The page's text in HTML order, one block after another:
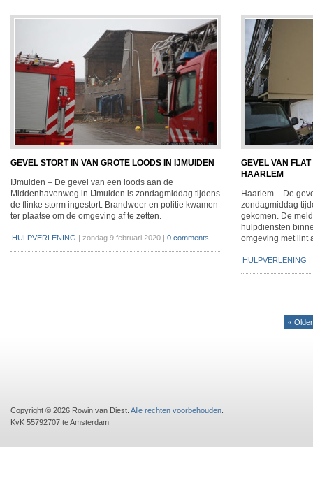
GEVEL STORT IN VAN GROTE LOODS IN IJMUIDEN
IJmuiden – De gevel van een loods aan de
Middenhavenweg in IJmuiden is zondagmiddag tijdens
de flinke storm ingestort. Brandweer en politie kwamen
ter plaatse om de omgeving af te zetten.
HULPVERLENING | zondag 9 februari 2020 | 0 comments
GEVEL VAN
HAARLEM
Haarlem – De
zondagmiddag
gekomen. De
hulpdiensten
omgeving met lint
HULPVERLENING |
«
Copyright © 2026 Rowin van Diest. Alle rechten voorbehouden
KvK 55792707 te Amsterdam